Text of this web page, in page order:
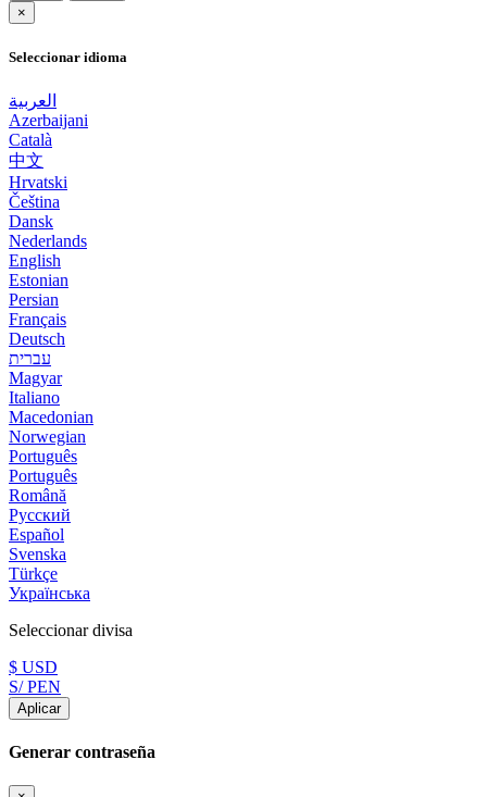
×
Seleccionar idioma
العربية
Azerbaijani
Català
中文
Hrvatski
Čeština
Dansk
Nederlands
English
Estonian
Persian
Français
Deutsch
עברית
Magyar
Italiano
Macedonian
Norwegian
Português
Português
Română
Русский
Español
Svenska
Türkçe
Українська
Seleccionar divisa
$ USD
S/ PEN
Aplicar
Generar contraseña